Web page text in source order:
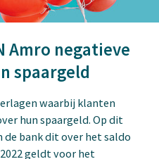
Amro negatieve
spaargeld
waarbij klanten
hun spaargeld. Op dit
bank dit over het saldo
2022 geldt voor het